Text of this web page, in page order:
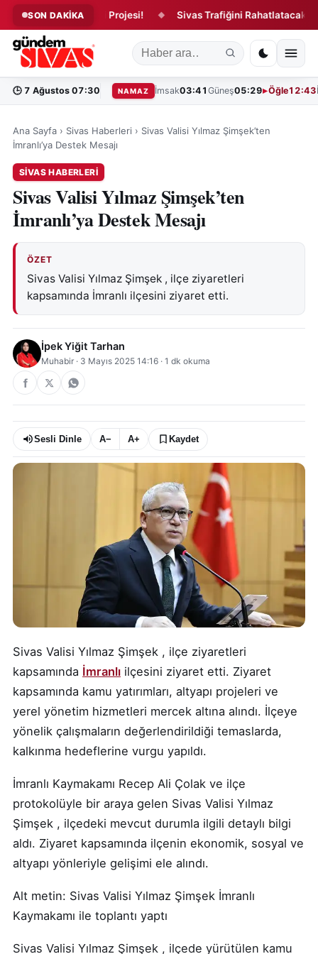
SON DAKİKA
Siyer-i Nebi Projesi! ◆ Sivas Trafiğini Rahatlatacak Projede
🕒 7 Ağustos 07:30 NAMAZ İmsak03:41 Güneş05:29 Öğle12:43
Ana Sayfa › Sivas Haberleri › Sivas Valisi Yılmaz Şimşek’ten
İmranlı’ya Destek Mesajı
SIVAS HABERLERI
Sivas Valisi Yılmaz Şimşek’ten
İmranlı’ya Destek Mesajı
ÖZET
Sivas Valisi Yılmaz Şimşek , ilçe ziyaretleri
kapsamında İmranlı ilçesini ziyaret etti.
İpek Yiğit Tarhan
Muhabir · 3 Mayıs 2025 14:16 · 1 dk okuma
Sesli Dinle A− A+ Kaydet
Sivas Valisi Yılmaz Şimşek , ilçe ziyaretleri
kapsamında İmranlı ilçesini ziyaret etti. Ziyaret
kapsamında kamu yatırımları, altyapı projeleri ve
yerel yönetim hizmetleri mercek altına alındı. İlçeye
yönelik çalışmaların değerlendirildiği temaslarda,
kalkınma hedeflerine vurgu yapıldı.
İmranlı Kaymakamı Recep Ali Çolak ve ilçe
protokolüyle bir araya gelen Sivas Valisi Yılmaz
Şimşek , ilçedeki mevcut durumla ilgili detaylı bilgi
aldı. Ziyaret kapsamında ilçenin ekonomik, sosyal ve
altyapı yönleriyle gelişimi ele alındı.
Alt metin: Sivas Valisi Yılmaz Şimşek İmranlı
Kaymakamı ile toplantı yaptı
Sivas Valisi Yılmaz Şimşek , ilçede yürütülen kamu